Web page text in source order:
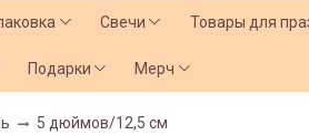
Свечи Товары для
Подарки Мерч
5 дюймов/12,5 см